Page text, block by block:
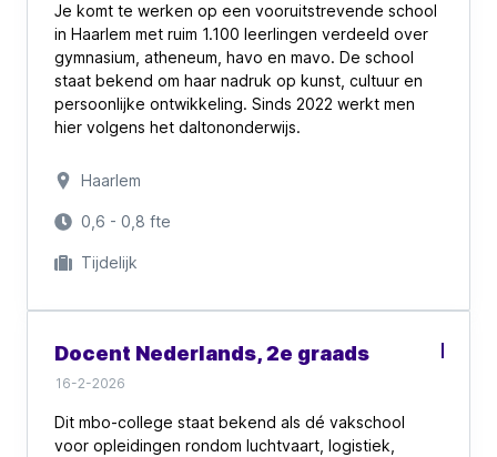
Je komt te werken op een vooruitstrevende school
in Haarlem met ruim 1.100 leerlingen verdeeld over
gymnasium, atheneum, havo en mavo. De school
staat bekend om haar nadruk op kunst, cultuur en
persoonlijke ontwikkeling. Sinds 2022 werkt men
hier volgens het daltononderwijs.
Het gebouw ademt rust en ruimte – letterlijk en
een geliefde plek voor studie én inspiratie.
centraal, zowel voor leerlingen als voor
Haarlem
0,6 - 0,8 fte
Tijdelijk
Docent Nederlands, 2e graads
16-2-2026
Dit mbo-college staat bekend als dé vakschool
voor opleidingen rondom luchtvaart, logistiek,